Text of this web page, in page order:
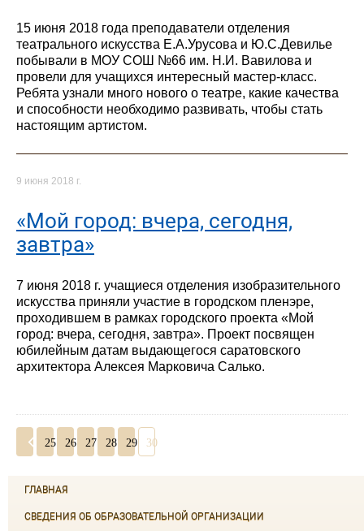
15 июня 2018 года преподаватели отделения
театрального искусства Е.А.Урусова и Ю.С.Девилье
побывали в МОУ СОШ №66 им. Н.И. Вавилова и
провели для учащихся интересный мастер-класс.
Ребята узнали много нового о театре, какие качества
и способности необходимо развивать, чтобы стать
настоящим артистом.
9 июня 2018 г.
«Мой город: вчера, сегодня,
завтра»
7 июня 2018 г. учащиеся отделения изобразительного
искусства приняли участие в городском пленэре,
проходившем в рамках городского проекта «Мой
город: вчера, сегодня, завтра». Проект посвящен
юбилейным датам выдающегося саратовского
архитектора Алексея Марковича Салько.
25 26 27 28 29 30
ГЛАВНАЯ
СВЕДЕНИЯ ОБ ОБРАЗОВАТЕЛЬНОЙ ОРГАНИЗАЦИИ